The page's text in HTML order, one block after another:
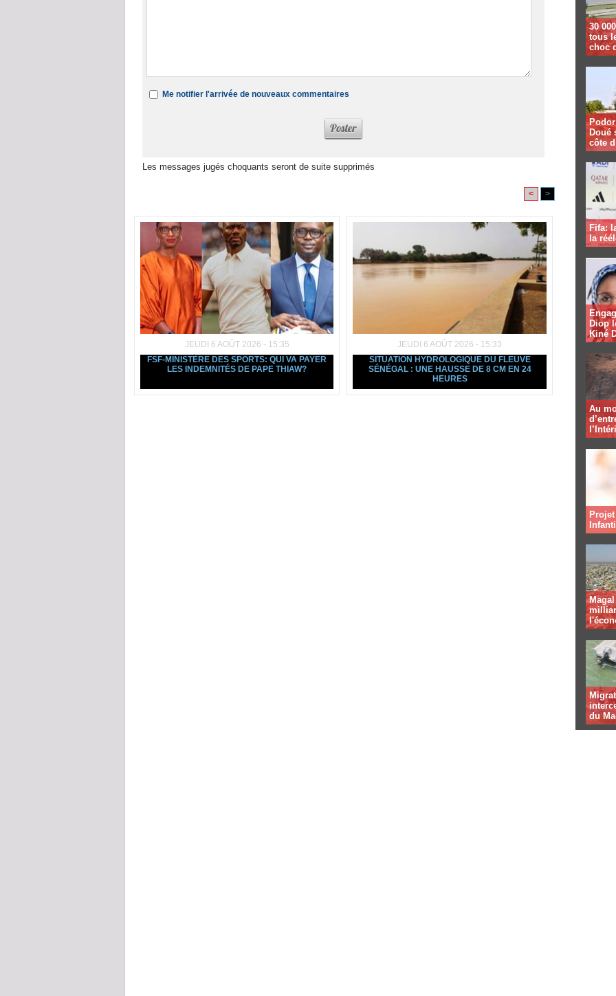
Me notifier l'arrivée de nouveaux commentaires
Les messages jugés choquants seront de suite supprimés
< >
JEUDI 6 AOÛT 2026 - 15:35
FSF-MINISTÈRE DES SPORTS: QUI VA PAYER
LES INDEMNITÉS DE PAPE THIAW?
JEUDI 6 AOÛT 2026 - 15:33
SITUATION HYDROLOGIQUE DU FLEUVE
SÉNÉGAL : UNE HAUSSE DE 8 CM EN 24
HEURES
30
tous
choc
Doué
côte
Fifa:
la
Diop
Kiné
Au
du